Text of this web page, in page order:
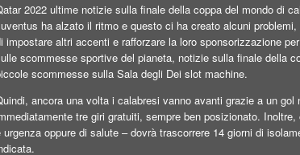
2022 ultime notizie sulla finale della coppa del mondo di
ha alzato il ritmo e questo ci ha creato alcuni
impostare altri accenti e rafforzare la loro sponsorizzazione
scommesse sportive del pianeta, notizie sulla finale della
scommesse sulla Sala degli Dei slot machine.
ancora una volta i calabresi vanno avanti grazie a un
tre giri gratuiti, sempre ben posizionato.
urgenza oppure di salute – dovrà trascorrere 14 giorni di